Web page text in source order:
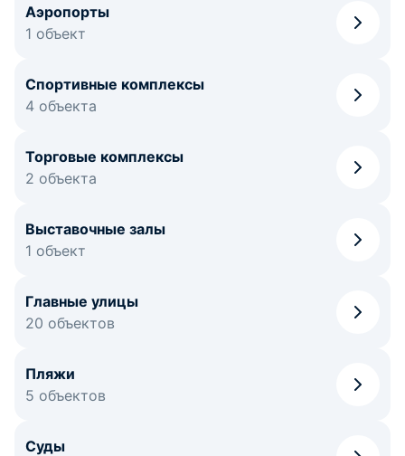
Аэропорты
1 объект
Спортивные комплексы
4 объекта
Торговые комплексы
2 объекта
Выставочные залы
1 объект
Главные улицы
20 объектов
Пляжи
5 объектов
Суды